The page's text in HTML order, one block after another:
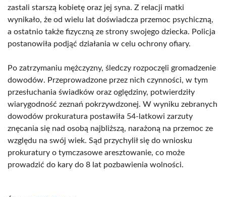
zastali starszą kobietę oraz jej syna. Z relacji matki
wynikało, że od wielu lat doświadcza przemoc psychiczną,
a ostatnio także fizyczną ze strony swojego dziecka. Policja
postanowiła podjąć działania w celu ochrony ofiary.
Po zatrzymaniu mężczyzny, śledczy rozpoczęli gromadzenie
dowodów. Przeprowadzone przez nich czynności, w tym
przesłuchania świadków oraz oględziny, potwierdziły
wiarygodność zeznań pokrzywdzonej. W wyniku zebranych
dowodów prokuratura postawiła 54-latkowi zarzuty
znęcania się nad osobą najbliższą, narażoną na przemoc ze
względu na swój wiek. Sąd przychylił się do wniosku
prokuratury o tymczasowe aresztowanie, co może
prowadzić do kary do 8 lat pozbawienia wolności.